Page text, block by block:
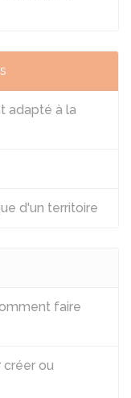
adapté à la
d'un territoire
faire
ou